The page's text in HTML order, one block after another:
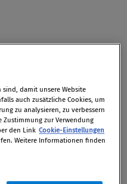
in Kraft treten und soll
Daten
die DSGVO viele
Datenschutzes vor
sind, damit unsere Website
auch zusätzliche Cookies, um
zu analysieren, zu verbessern
Zustimmung zur Verwendung
den Link Cookie-Einstellungen
Weitere Informationen finden